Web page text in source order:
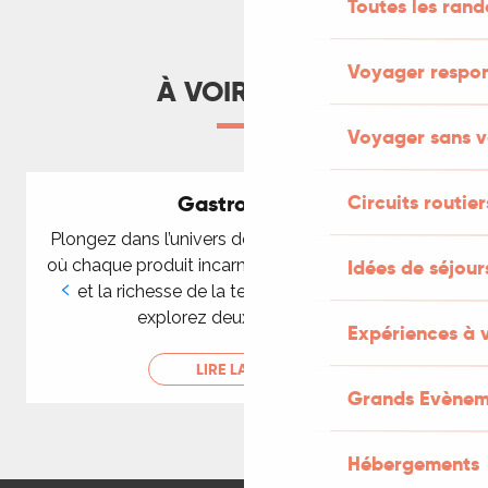
Toutes les
Voyager
Voyager sans
Circuits
Idées de
Expériences à
Grands
Hébergements
À VOIR AUSSI
Gastronomie
Plongez dans l’univers de la gastronomie lotoise,
où chaque produit incarne la passion des artisans
et la richesse de la terre. Dans cette page,
explorez deux approches...
LIRE LA SUITE